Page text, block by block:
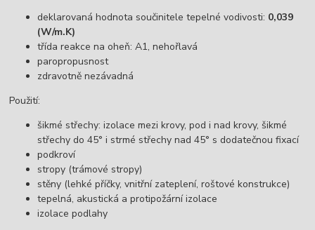
deklarovaná hodnota součinitele tepelné vodivosti: 0,039
(W/m.K)
třída reakce na oheň: A1, nehořlavá
paropropusnost
zdravotně nezávadná
Použití:
šikmé střechy: izolace mezi krovy, pod i nad krovy, šikmé
střechy do 45° i strmé střechy nad 45° s dodatečnou fixací
podkroví
stropy (trámové stropy)
stěny (lehké příčky, vnitřní zateplení, roštové konstrukce)
tepelná, akustická a protipožární izolace
izolace podlahy